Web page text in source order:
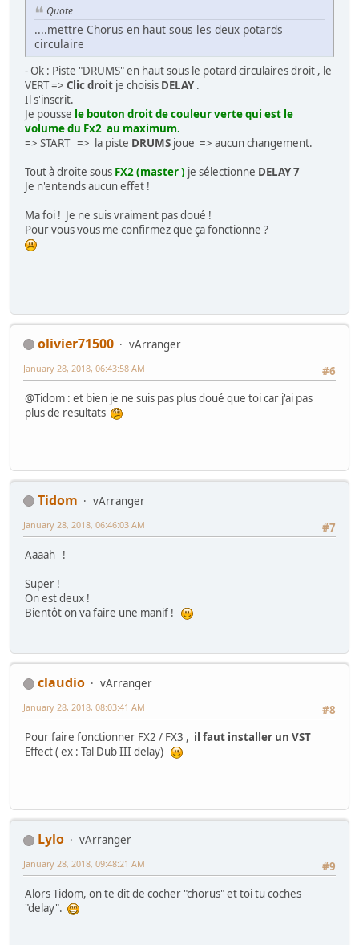
Quote
....mettre Chorus en haut sous les deux potards
circulaire
- Ok : Piste "DRUMS" en haut sous le potard circulaires droit , le
VERT => Clic droit je choisis DELAY .
Il s'inscrit.
Je pousse le bouton droit de couleur verte qui est le
volume du Fx2 au maximum.
=> START => la piste DRUMS joue => aucun changement.
Tout à droite sous FX2 (master ) je sélectionne DELAY 7
Je n'entends aucun effet !
Ma foi ! Je ne suis vraiment pas doué !
Pour vous vous me confirmez que ça fonctionne ?
olivier71500
vArranger
#6
January 28, 2018, 06:43:58 AM
@Tidom : et bien je ne suis pas plus doué que toi car j'ai pas
plus de resultats
Tidom
vArranger
#7
January 28, 2018, 06:46:03 AM
Aaaah !
Super !
On est deux !
Bientôt on va faire une manif !
claudio
vArranger
#8
January 28, 2018, 08:03:41 AM
Pour faire fonctionner FX2 / FX3 , il faut installer un VST
Effect ( ex : Tal Dub III delay)
Lylo
vArranger
#9
January 28, 2018, 09:48:21 AM
Alors Tidom, on te dit de cocher "chorus" et toi tu coches
"delay".